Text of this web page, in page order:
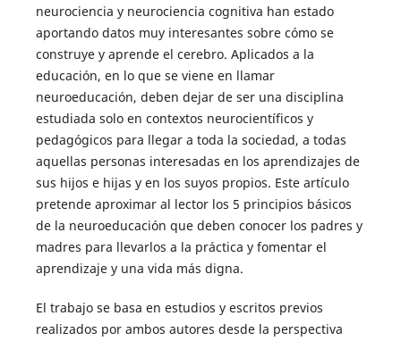
neurociencia y neurociencia cognitiva han estado
aportando datos muy interesantes sobre cómo se
construye y aprende el cerebro. Aplicados a la
educación, en lo que se viene en llamar
neuroeducación, deben dejar de ser una disciplina
estudiada solo en contextos neurocientíficos y
pedagógicos para llegar a toda la sociedad, a todas
aquellas personas interesadas en los aprendizajes de
sus hijos e hijas y en los suyos propios. Este artículo
pretende aproximar al lector los 5 principios básicos
de la neuroeducación que deben conocer los padres y
madres para llevarlos a la práctica y fomentar el
aprendizaje y una vida más digna.
El trabajo se basa en estudios y escritos previos
realizados por ambos autores desde la perspectiva